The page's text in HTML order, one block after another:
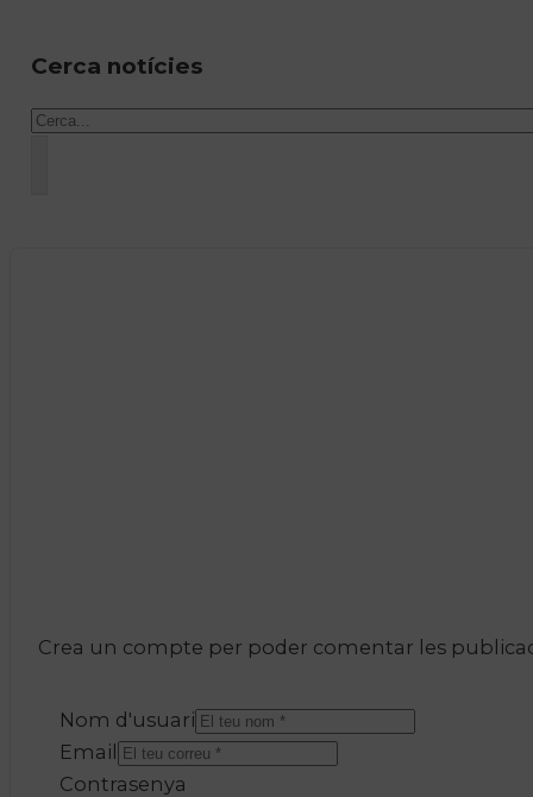
Cerca notícies
Cercar
Crea un compte per poder comentar les
Nom d'usuari
Email
Contrasenya